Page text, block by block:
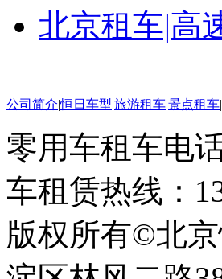
北京租车|高
公司简介|恒日车型|旅游租车|景点租车|
零用车租车电
车租赁热线：
版权所有©北